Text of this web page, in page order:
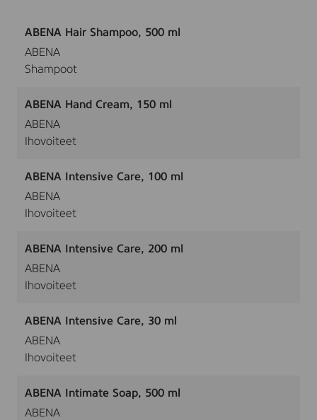
ABENA Hair Shampoo, 500 ml
ABENA
Shampoot
ABENA Hand Cream, 150 ml
ABENA
Ihovoiteet
ABENA Intensive Care, 100 ml
ABENA
Ihovoiteet
ABENA Intensive Care, 200 ml
ABENA
Ihovoiteet
ABENA Intensive Care, 30 ml
ABENA
Ihovoiteet
ABENA Intimate Soap, 500 ml
ABENA